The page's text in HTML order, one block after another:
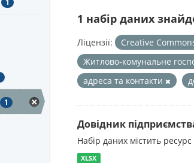
1
1
1 набір даних
Ліцензії: Creative
Житлово-комунальне
адреса та контакти
Довідник
Набір даних містить
XLSX